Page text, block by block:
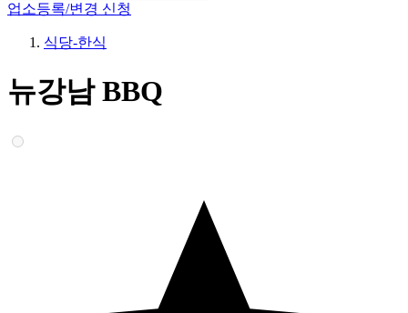
업소등록/변경 신청
식당-한식
뉴강남 BBQ